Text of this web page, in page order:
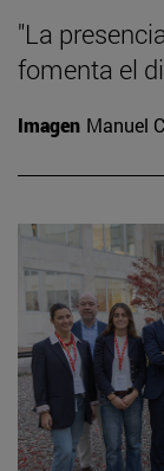
"La
fomenta el
Imagen Manuel